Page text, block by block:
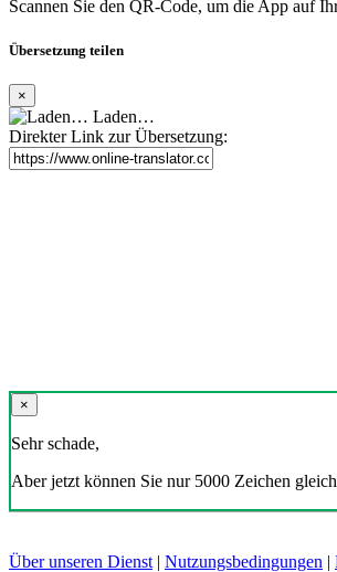
Scannen Sie den QR-Code, um die App auf
Übersetzung teilen
×
Laden…
Direkter Link zur Übersetzung:
×
Sehr schade,
Aber jetzt können Sie nur 5000 Zeichen
Über unseren Dienst | Nutzungsbedingungen |